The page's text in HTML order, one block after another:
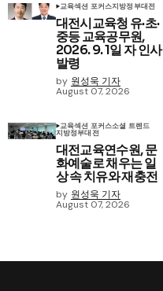
교육섹션 포커스지방정부대전
대전시교육청 유·초·
중등 교육공무원,
2026. 9. 1일 자 인사
발령
by 원성욱 기자
August 07, 2026
교육섹션 포커스소셜 트렌드
지방정부대전
대전교육연수원, 문
화예술로 채우는 일
상 속 치유와 재충전
by 원성욱 기자
August 07, 2026